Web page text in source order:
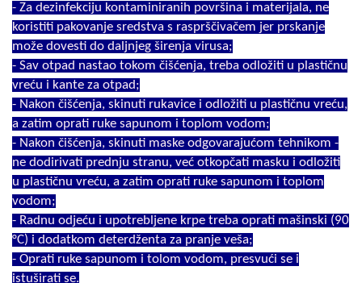
- Za dezinfekciju kontaminiranih površina i materijala, ne
koristiti pakovanje sredstva s rasprščivačem jer prskanje
može dovesti do daljnjeg širenja virusa;
- Sav otpad nastao tokom čišćenja, treba odložiti u plastičnu
vreću i kante za otpad;
- Nakon čišćenja, skinuti rukavice i odložiti u plastičnu vreću,
a zatim oprati ruke sapunom i toplom vodom;
- Nakon čišćenja, skinuti maske odgovarajućom tehnikom -
ne dodirivati prednju stranu, već otkopčati masku i odložiti
u plastičnu vreću, a zatim oprati ruke sapunom i toplom
vodom;
- Radnu odjeću i upotrebljene krpe treba oprati mašinski (90
°C) i dodatkom deterdženta za pranje veša;
- Oprati ruke sapunom i tolom vodom, presvući se i
istuširati se.